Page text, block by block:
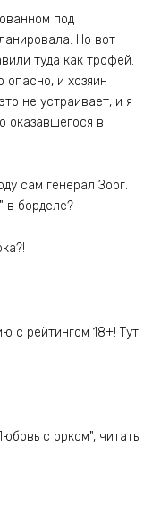
под
Но вот
туда как трофей.
опасно, и хозяин
не устраивает, и я
оказавшегося в
сам генерал Зорг.
в борделе?
с рейтингом 18+! Тут
с орком", читать